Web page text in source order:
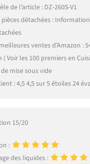
de l’article : DZ-260S-V1
détachées :
ventes d’Amazon :
( Voir les 100 premiers en
mise sous vide
: 4,5 4,5 sur 5 étoiles 24
15/20
:
des liquides :